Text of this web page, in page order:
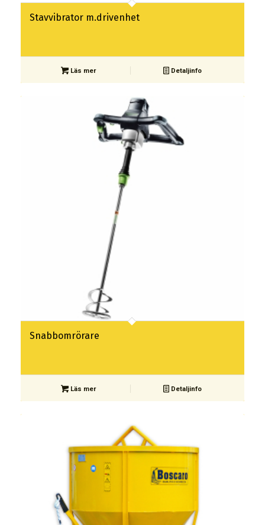
Stavvibrator m.drivenhet
Läs mer Detaljinfo
Snabbomrörare
Läs mer Detaljinfo